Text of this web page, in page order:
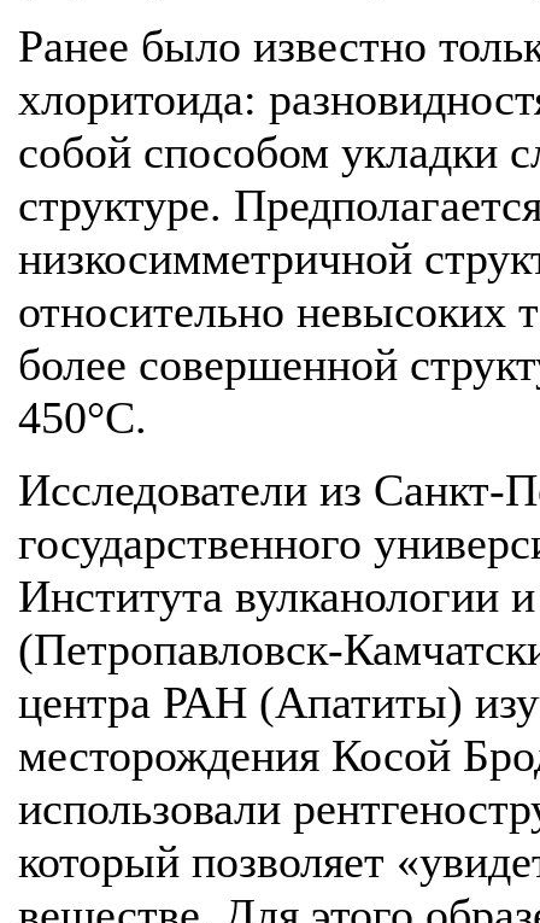
Ранее было известно
хлоритоида:
собой способом укладки
структуре.
низкосимметричной
относительно невысоких
более совершенной
450°С.
Исследователи из Санкт-
государственного
Института
(Петропавловск-
центра РАН (Апатиты)
месторождения Косой
использовали
который позволяет